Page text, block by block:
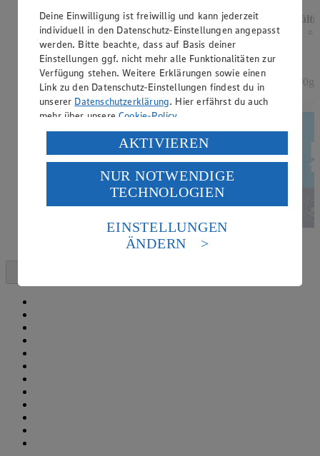
Gültig ab 08.08.2026
1.11 -60%
Rabattierter Preis von 1.11€ (Insgesamt -60%
Rabatt)
auf Backpapier, schmeckt wie selbstgemacht, 550g
Packung, (1kg = 2,02)
Deine Einwilligung ist freiwillig und kann jederzeit
individuell in den Datenschutz-Einstellungen angepasst
werden. Bitte beachte, dass auf Basis deiner
Einstellungen ggf. nicht mehr alle Funktionalitäten zur
Verfügung stehen. Weitere Erklärungen sowie einen
Link zu den Datenschutz-Einstellungen findest du in
unserer Datenschutzerklärung. Hier erfährst du auch
mehr über unsereCookie-Policy.
Verarbeitung deiner personenbezogenen Daten in den
USA durch Facebook und YouTube:
Wenn du auf „Aktivieren“ klickst, willigst du im Sinne
des Art. 49 Abs. 1 Satz 1 lit. a) DSGVO ein, dass deine
Daten in den USA verarbeitet werden. Der EuGH sieht
die USA als Land mit einem nach europäischen
Standards nicht angemessenen Datenschutzniveau an.
Es besteht das Risiko eines Zugriffs durch US-
Informationen zum Herausgeber der Seite findest du
AKTIVIEREN
NUR NOTWENDIGE
TECHNOLOGIEN
EINSTELLUNGEN
ÄNDERN